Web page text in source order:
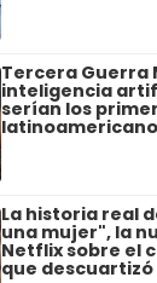
Tercera Guerra
inteligencia
serían los
La historia real
una mujer", la
Netflix sobre el
que descuartizó